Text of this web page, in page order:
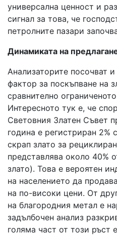
универсална ценност и
сигнал за това, че
петролните пазари
Динамиката на
Анализаторите посочват
фактор за поскъпване на
сравнително
Интересното тук е, че
Световния Златен Съвет
година е регистриран 2%
скрап злато за
представлява около 40%
злато). Това е вероятен
на населението да
на по-високи цени. От
на благородния метал е
задълбочен анализ
голяма част от този ръст